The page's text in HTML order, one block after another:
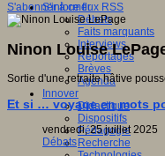
S'informer
Débats
Faits marquants
Interviews
Reportages
Brèves
Agenda
Innover
Didactique
Dispositifs
Pédagogie
Recherche
S'abonner à ce flux RSS
Ninon Louise
Sortie d'une retraite hâtive
Et si … voyage en mots
vendredi, 25 juillet 2025
Débats